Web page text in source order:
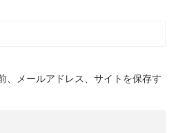
、メールアドレス、サイトを保存す